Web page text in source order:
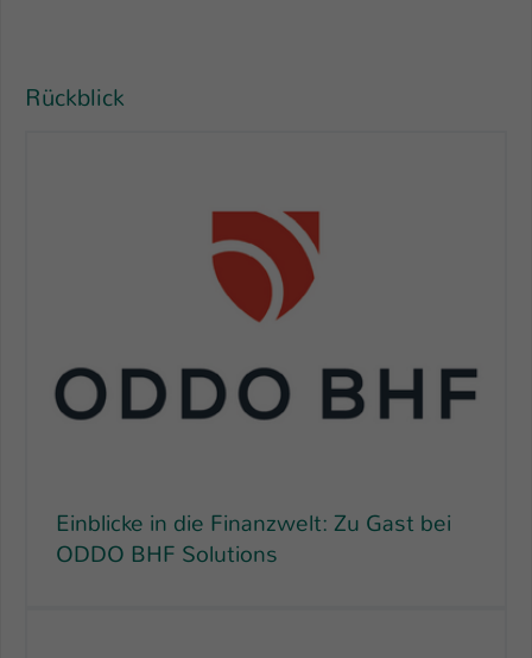
Rückblick
Einblicke in die Finanzwelt: Zu Gast bei
ODDO BHF Solutions
Dieser Cookie teilt der Webseite mit, ob
ein Besucher im Typo3-Backend
angemeldet ist und Rechte besitzt diese
zu verwalten.